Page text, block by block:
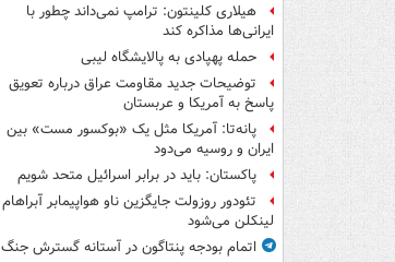
هیلاری کلینتون: ترامپ نمی‌داند چطور با
ایرانی‌ها مذاکره کند
حمله پهپادی به پالایشگاه لیبی
توضیحات جدید مقاومت عراق درباره تعویق
پاسخ به آمریکا و عربستان
پانه‌تا: آمریکا مثل یک «بوکسور مست» بین
ایران و روسیه می‌دود
پاکستان: باید در برابر اسرائیل متحد شویم
تئودور روزولت جایگزین ناو هواپیمابر آبراهام
لینکلن می‌شود
اتمام بودجه پنتاگون در آستانه گسترش جنگ